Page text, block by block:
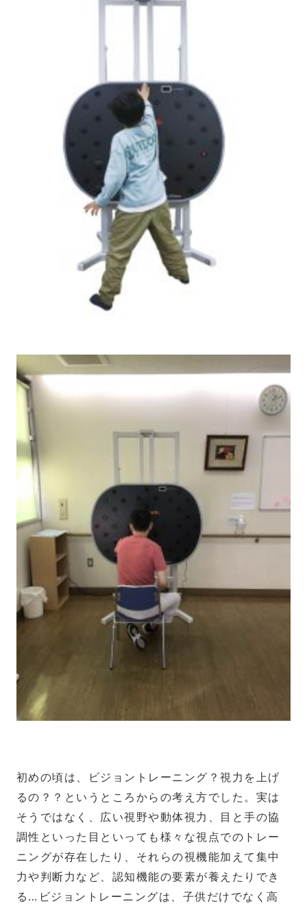
初めの頃は、ビジョントレーニング？視力を上げ
るの？？というところからの考え方でした。実は
そうではなく、広い視野や動体視力、目と手の協
調性といった目といっても様々な視点でのトレー
ニングが存在したり、それらの視機能加えて集中
力や判断力など、認知機能の要素が養えたりでき
る…ビジョントレーニングは、子供だけでなく高